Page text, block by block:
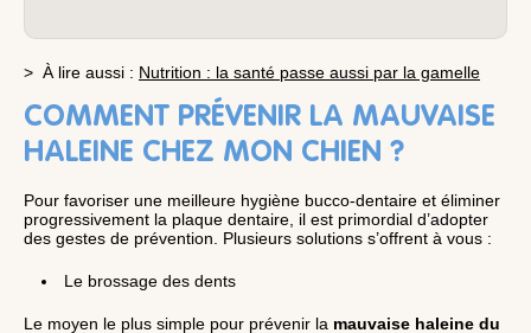
> À lire aussi : Nutrition : la santé passe aussi par la gamelle
COMMENT PRÉVENIR LA MAUVAISE
HALEINE CHEZ MON CHIEN ?
Pour favoriser une meilleure hygiène bucco-dentaire et éliminer
progressivement la plaque dentaire, il est primordial d’adopter
des gestes de prévention. Plusieurs solutions s’offrent à vous :
Le brossage des dents
Le moyen le plus simple pour prévenir la mauvaise haleine du